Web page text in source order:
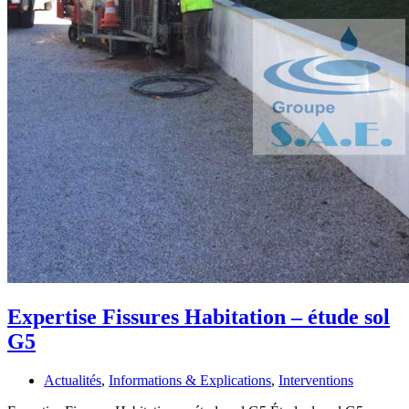
Expertise Fissures Habitation – étude sol
G5
Actualités, Informations & Explications, Interventions